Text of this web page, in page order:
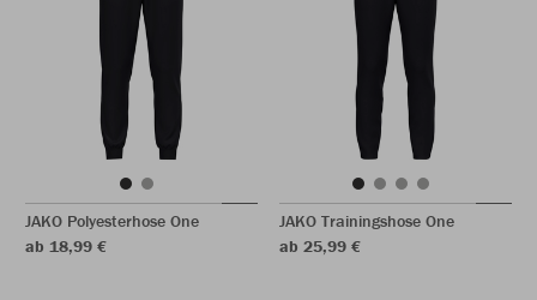
JAKO Polyesterhose One
ab 18,99 €
JAKO Trainingshose One
ab 25,99 €